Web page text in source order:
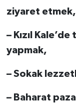
ziyaret etmek,
– Kızıl
yapmak,
– Sokak
– Baharat